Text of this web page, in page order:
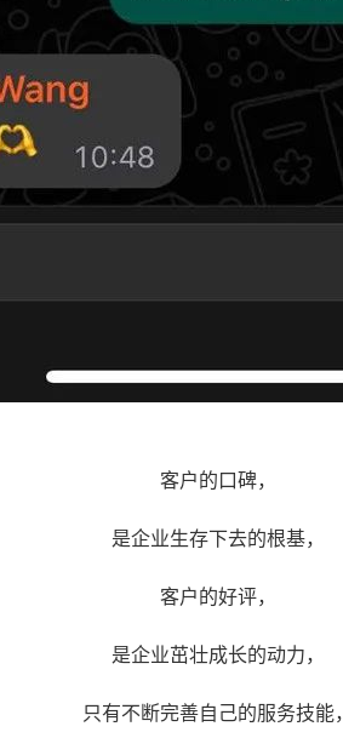
客户的口碑，
是企业生存下去的根基，
客户的好评，
是企业茁壮成长的动力，
只有不断完善自己的服务技能，